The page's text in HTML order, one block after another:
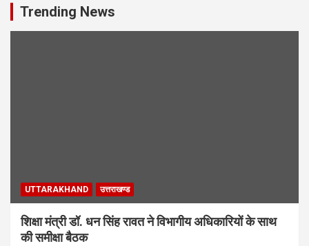
Trending News
UTTARAKHAND उत्तराखण्ड
शिक्षा मंत्री डॉ. धन सिंह रावत ने विभागीय अधिकारियों के साथ
की समीक्षा बैठक